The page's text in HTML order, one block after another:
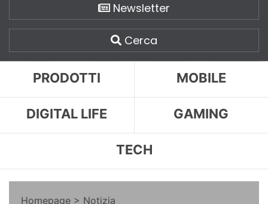
Newsletter
Cerca
PRODOTTI MOBILE
DIGITAL LIFE GAMING
TECH
Homepage > Notizia